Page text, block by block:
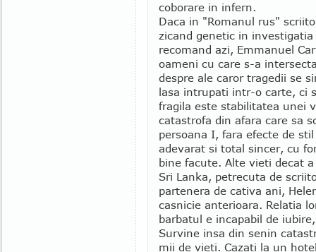
coborare in infern.
Daca in "Romanul rus"
zicand genetic in
recomand azi, Emmanuel
oameni cu care s-a
despre ale caror tragedii se
lasa intrupati intr-o carte, ci
fragila este stabilitatea unei
catastrofa din afara care sa
persoana I, fara efecte de
adevarat si total sincer, cu
bine facute. Alte vieti decat
Sri Lanka, petrecuta de
partenera de cativa ani,
casnicie anterioara. Relatia
barbatul e incapabil de
Survine insa din senin
mii de vieti. Cazati la un